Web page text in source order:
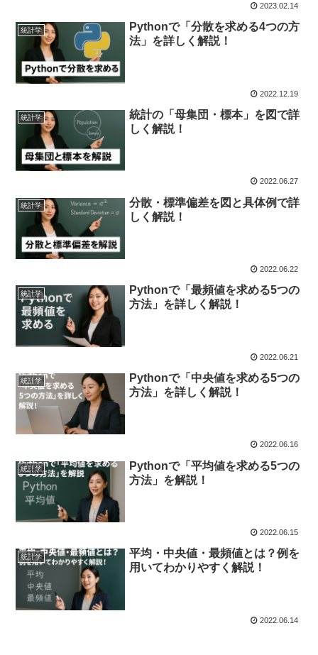
2023.02.14
統計学
Pythonで「分散を求める4つの方
法」を詳しく解説！
2022.12.19
統計学
統計の「母集団・標本」を図で詳
しく解説！
2022.06.27
統計学
分散・標準偏差を図と具体例で詳
しく解説！
2022.06.22
統計学
Pythonで「最頻値を求める5つの
方法」を詳しく解説！
2022.06.21
統計学
Pythonで「中央値を求める5つの
方法」を詳しく解説！
2022.06.16
統計学
Pythonで「平均値を求める5つの
方法」を解説！
2022.06.15
統計学
平均・中央値・最頻値とは？例を
用いてわかりやすく解説！
2022.06.14